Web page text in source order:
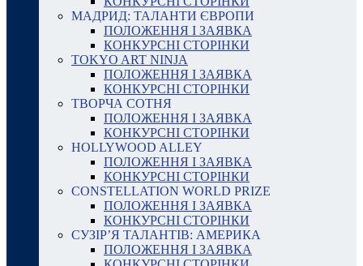
МАДРИД: ТАЛАНТИ ЄВРОПИ
ПОЛОЖЕННЯ І ЗАЯВКА
КОНКУРСНІ СТОРІНКИ
TOKYO ART NINJA
ПОЛОЖЕННЯ І ЗАЯВКА
КОНКУРСНІ СТОРІНКИ
ТВОРЧА СОТНЯ
ПОЛОЖЕННЯ І ЗАЯВКА
КОНКУРСНІ СТОРІНКИ
HOLLYWOOD ALLEY
ПОЛОЖЕННЯ І ЗАЯВКА
КОНКУРСНІ СТОРІНКИ
CONSTELLATION WORLD PRIZE
ПОЛОЖЕННЯ І ЗАЯВКА
КОНКУРСНІ СТОРІНКИ
СУЗІР’Я ТАЛАНТІВ: АМЕРИКА
ПОЛОЖЕННЯ І ЗАЯВКА